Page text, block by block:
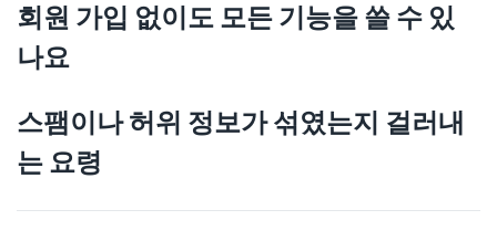
회원 가입 없이도 모든 기능을 쓸 수 있
나요
스팸이나 허위 정보가 섞였는지 걸러내
는 요령